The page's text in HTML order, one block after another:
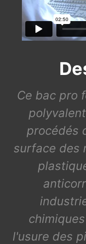
Ce bac pro
procédés
surface des
l'usure des